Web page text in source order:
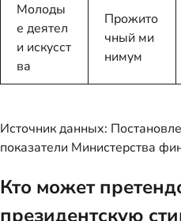
Молоды
е деятел
и искусст
ва
Прожито
чный ми
нимум
Источник данных:
показатели Министерства
Кто может
президентскую